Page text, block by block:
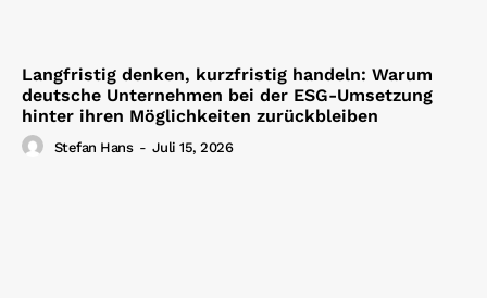
Langfristig denken, kurzfristig handeln: Warum
deutsche Unternehmen bei der ESG-Umsetzung
hinter ihren Möglichkeiten zurückbleiben
Stefan Hans - Juli 15, 2026